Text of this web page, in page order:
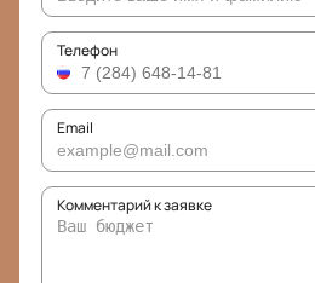
Телефон
Email
Комментарий к заявке